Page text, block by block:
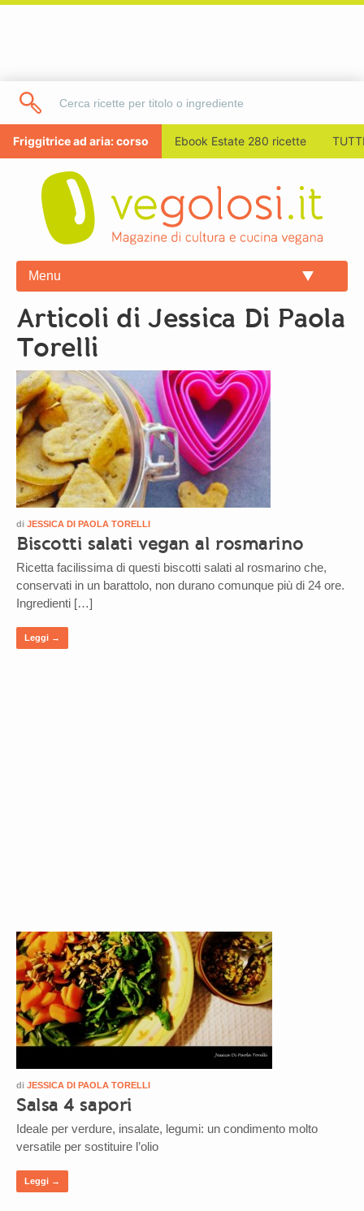
Friggitrice ad aria: corso Ebook Estate 280 ricette
Menu
Articoli di Jessica Di Paola
Torelli
di JESSICA DI PAOLA TORELLI
Biscotti salati vegan al rosmarino
Ricetta facilissima di questi biscotti salati al rosmarino che,
conservati in un barattolo, non durano comunque più di 24 ore.
Ingredienti […]
Leggi →
di JESSICA DI PAOLA TORELLI
Salsa 4 sapori
Ideale per verdure, insalate, legumi: un condimento molto
versatile per sostituire l’olio
Leggi →